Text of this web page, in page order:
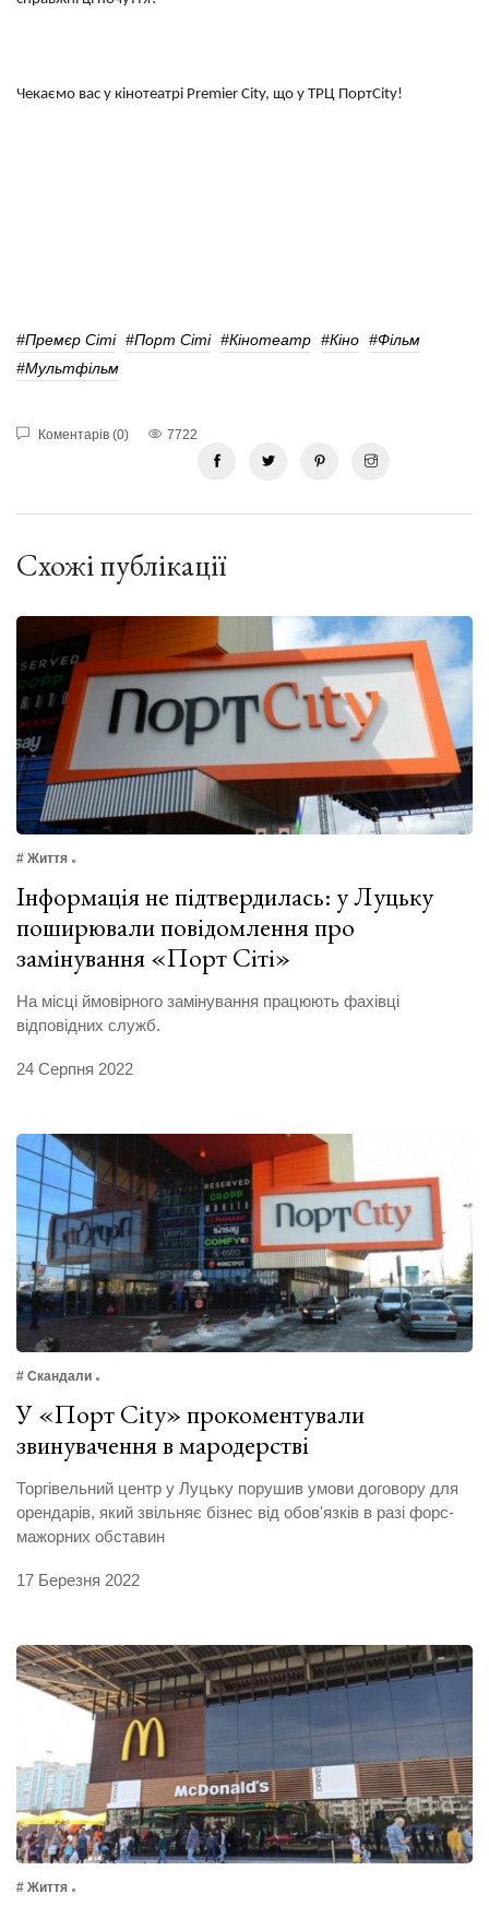
Чекаємо вас у кінотеатрі Premier City, що у ТРЦ ПортCity!
#Премєр Сіті #Порт Сіті #кінотеатр #кіно #фільм
#мультфільм
Коментарів (0) 7722
Схожі публікації
# Життя
Інформація не підтвердилась: у Луцьку
поширювали повідомлення про
замінування «Порт Сіті»
На місці ймовірного замінування працюють фахівці
відповідних служб.
24 Серпня 2022
# Скандали
У «Порт Сity» прокоментували
звинувачення в мародерстві
Торгівельний центр у Луцьку порушив умови договору для
орендарів, який звільняє бізнес від обов'язків в разі форс-
мажорних обставин
17 Березня 2022
# Життя